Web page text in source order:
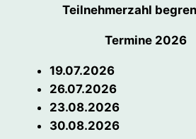
Teilnehmerzahl
Termine 2026
19.07.2026
26.07.2026
23.08.2026
30.08.2026